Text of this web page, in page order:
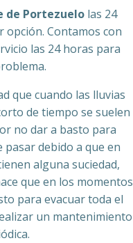
de Portezuelolas 24
Contamos con
las 24 horas para
que cuando las lluvias
de tiempo se suelen
no dar a basto para
pasar debido a que en
alguna suciedad,
que en los momentos
para evacuar toda el
un mantenimiento